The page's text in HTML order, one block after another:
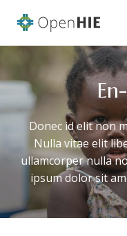
Donec id elit non
Nulla vitae elit
ullamcorper nulla
ipsum dolor sit